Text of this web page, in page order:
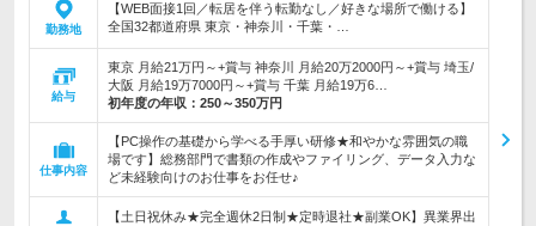
勤務地
【WEB面接1回／転居を伴う転勤なし／好きな場所で働ける】
全国32都道府県 東京・神奈川・千葉・…
給与
東京 月給21万円～+賞与 神奈川 月給20万2000円～+賞与 埼玉/
大阪 月給19万7000円～+賞与 千葉 月給19万6…
初年度の年収： 250～350万円
仕事内容
【PC操作の基礎から学べる手厚い研修★和やかな雰囲気の職
場です】総務部門で書類の作成やファイリング、データ入力な
ど未経験向けのお仕事をお任せ♪
【土日祝休み★完全週休2日制★定時退社★副業OK】異業界出